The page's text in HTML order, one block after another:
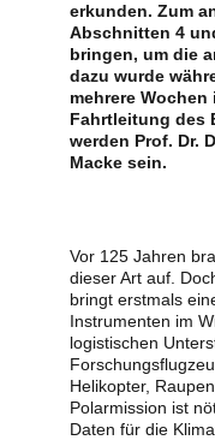
erkunden. Zum
Abschnitten 4
bringen, um die
dazu wurde
mehrere
Fahrtleitung des
werden Prof. Dr.
Macke sein.
Vor 125 Jahren
dieser Art auf.
bringt erstmals
Instrumenten im
logistischen
Helikopter,
Polarmission ist
Daten für die